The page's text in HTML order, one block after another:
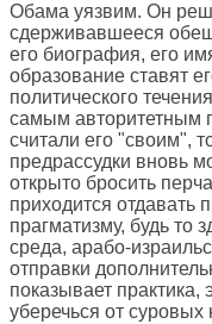
Обама уязвим. Он
сдерживавшееся
его биография, его
образование ставят
политического
самым авторитетным
считали его "своим",
предрассудки вновь
открыто бросить
приходится отдавать
прагматизму, будь то
среда, арабо-
отправки
показывает практика,
уберечься от суровых